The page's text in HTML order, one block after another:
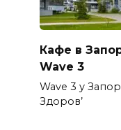
Кафе в
Wave 3
Wave 3 у
Здоров’